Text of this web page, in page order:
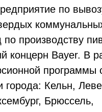
по
по производству
концерн Bayer. В
программы
города: Кельн,
Брюссель,